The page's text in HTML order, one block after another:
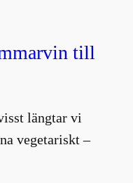
till
längtar vi
vegetariskt –